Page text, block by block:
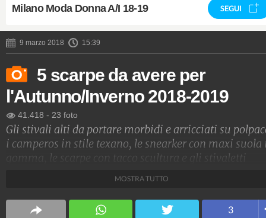
Milano Moda Donna A/I 18-19 SEGUI
9 marzo 2018 15:39
5 scarpe da avere per
l'Autunno/Inverno 2018-2019
41.418 - 23 foto
Gli stivali alti da portare morbidi e arricciati su
i camperos in stile texano, le snearker con maxi suola
gomma, le scarpe con tacco scultura e gli stivaletti
Stile e trend
MOSTRA TUTTO
3